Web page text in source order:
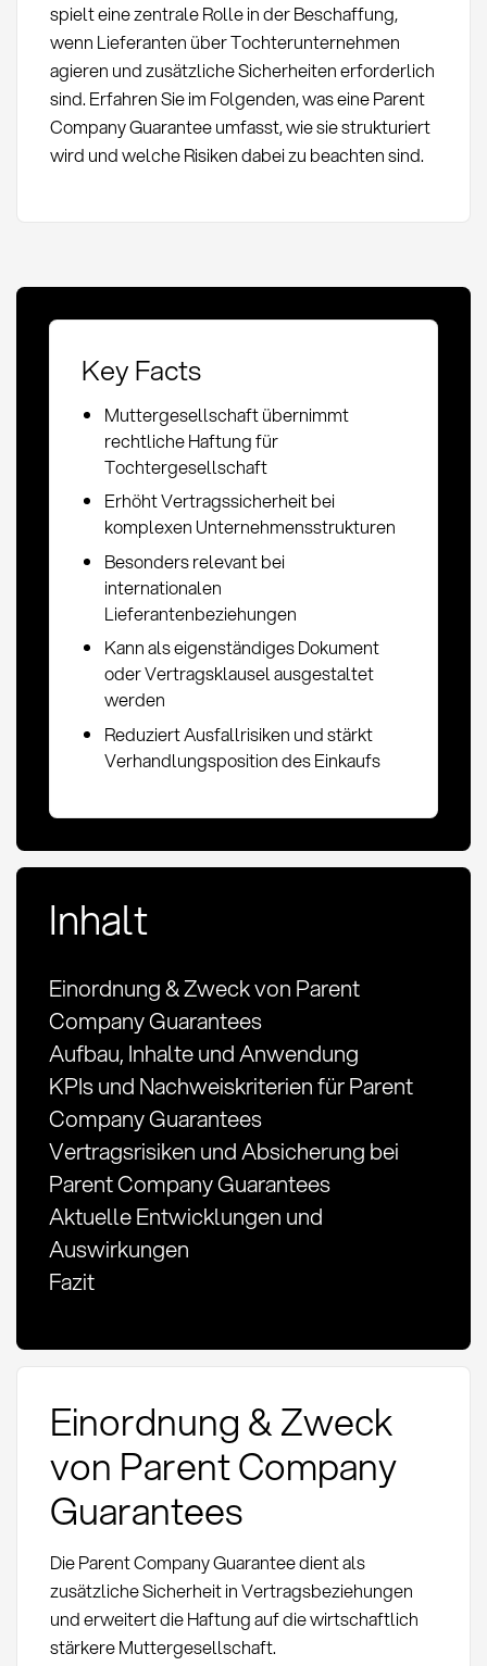
spielt eine zentrale Rolle in der Beschaffung,
wenn Lieferanten über Tochterunternehmen
agieren und zusätzliche Sicherheiten erforderlich
sind. Erfahren Sie im Folgenden, was eine Parent
Company Guarantee umfasst, wie sie strukturiert
wird und welche Risiken dabei zu beachten sind.
Key Facts
Muttergesellschaft übernimmt
rechtliche Haftung für
Tochtergesellschaft
Erhöht Vertragssicherheit bei
komplexen Unternehmensstrukturen
Besonders relevant bei
internationalen
Lieferantenbeziehungen
Kann als eigenständiges Dokument
oder Vertragsklausel ausgestaltet
werden
Reduziert Ausfallrisiken und stärkt
Verhandlungsposition des Einkaufs
Inhalt
Einordnung & Zweck von Parent
Company Guarantees
Aufbau, Inhalte und Anwendung
KPIs und Nachweiskriterien für Parent
Company Guarantees
Vertragsrisiken und Absicherung bei
Parent Company Guarantees
Aktuelle Entwicklungen und
Auswirkungen
Fazit
Einordnung & Zweck
von Parent Company
Guarantees
Die Parent Company Guarantee dient als
zusätzliche Sicherheit in Vertragsbeziehungen
und erweitert die Haftung auf die wirtschaftlich
stärkere Muttergesellschaft.